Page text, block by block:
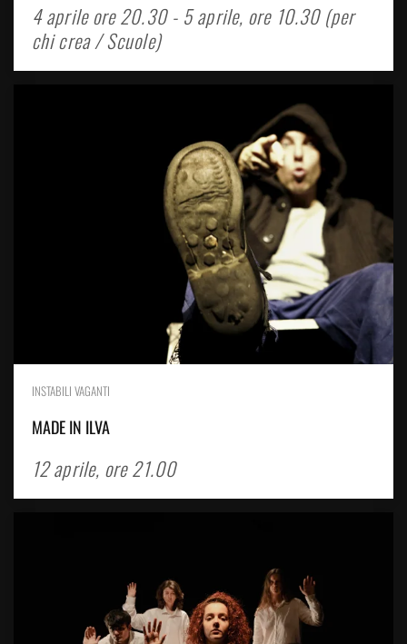
4 aprile ore 20.30 - 5 aprile, ore 10.30 (per
chi crea / Scuole)
INSTABILI VAGANTI
MADE IN ILVA
12 aprile, ore 21.00